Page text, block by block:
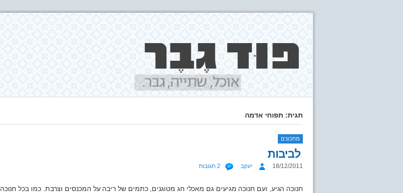
תגית: תפוחי אדמה
מתכונים
לביבות
18/12/2011 יעקב 2 תגובות
חנוכה הגיע, ועם חנוכה מגיעים גם מאכלי חג מטוגנים, כתמים של ריבה על המכנסים וצרבת. כמו בכל חנוכה,